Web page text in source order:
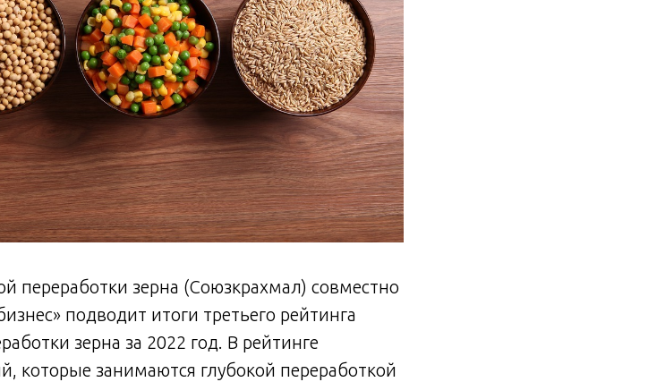
переработки зерна (Союзкрахмал) совместно
подводит итоги третьего рейтинга
зерна за 2022 год. В рейтинге
которые занимаются глубокой переработкой